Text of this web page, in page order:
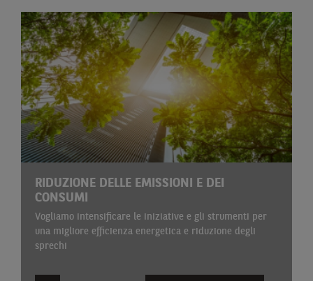
RIDUZIONE DELLE EMISSIONI E DEI
CONSUMI
Vogliamo intensificare le iniziative e gli strumenti per
una migliore efficienza energetica e riduzione degli
sprechi